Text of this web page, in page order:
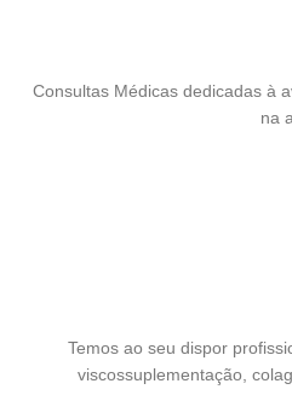
Consultas Médicas dedicadas à
na
Temos ao seu dispor
viscossuplementação,